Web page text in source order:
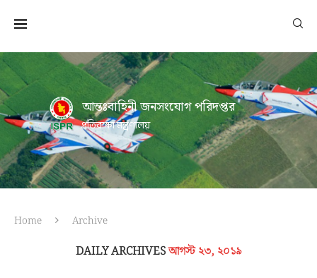
আন্তঃবাহিনী জনসংযোগ পরিদপ্তর
প্রতিরক্ষা মন্ত্রণালয়
Home Archive
DAILY ARCHIVESআগস্ট ২৩, ২০১৯